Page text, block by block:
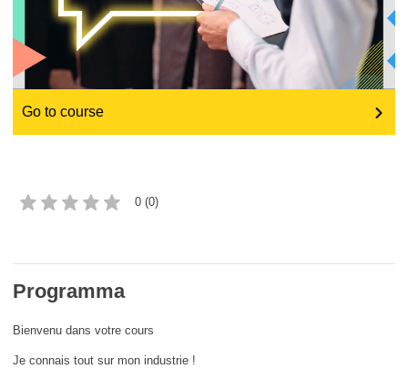
occupazione, commercio ed economia
sicurezza e protezione alimentare
fragilità, situazioni di crisi e resilienza
giustizia, diritti fondamentali e umani e
marittimo e pesca
Go to course
0 (0)
Programma
Bienvenu dans votre cours
Je connais tout sur mon industrie !